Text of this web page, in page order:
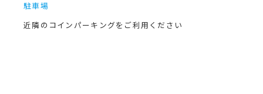
駐車場
近隣のコインパーキングをご利用ください